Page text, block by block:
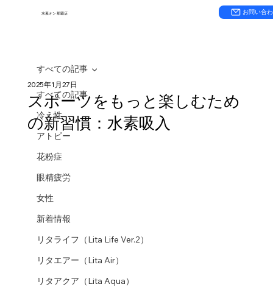
水素オン 那覇店 お問い合
すべての記事
冷え性
アトピー
花粉症
眼精疲労
女性
新着情報
リタライフ（Lita Life Ver.2）
リタエアー（Lita Air）
リタアクア（Lita Aqua）
すべての記事
スポーツをもっと楽しむため
の新習慣：水素吸入
2025年1月27日